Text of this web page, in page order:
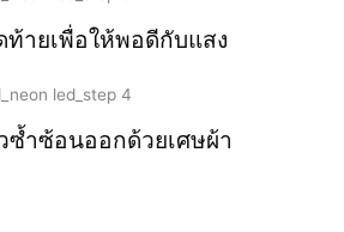
ายเพื่อให้พอดีกับแสง
ำซ้อนออกด้วยเศษผ้า